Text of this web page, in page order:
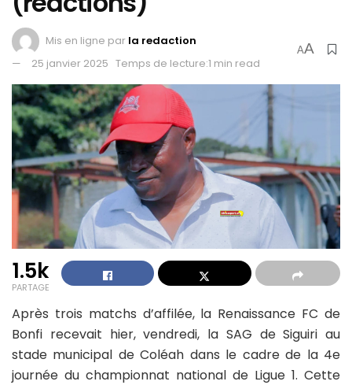
Mis en ligne par la redaction
25 janvier 2025 Temps de lecture:1 min read
AA
1.5k
PARTAGE
Après trois matchs d’affilée, la Renaissance FC de
Bonfi recevait hier, vendredi, la SAG de Siguiri au
stade municipal de Coléah dans le cadre de la 4e
journée du championnat national de Ligue 1. Cette